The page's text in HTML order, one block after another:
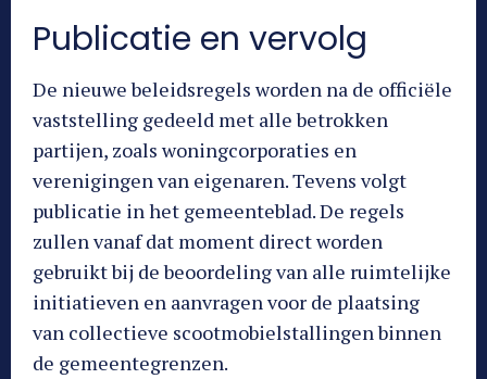
Publicatie en vervolg
De nieuwe beleidsregels worden na de officiële
vaststelling gedeeld met alle betrokken
partijen, zoals woningcorporaties en
verenigingen van eigenaren. Tevens volgt
publicatie in het gemeenteblad. De regels
zullen vanaf dat moment direct worden
gebruikt bij de beoordeling van alle ruimtelijke
initiatieven en aanvragen voor de plaatsing
van collectieve scootmobielstallingen binnen
de gemeentegrenzen.